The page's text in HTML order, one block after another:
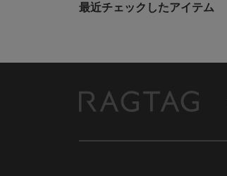
最近チェックしたアイテム